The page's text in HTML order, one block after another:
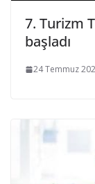
7. Turizm
başladı
24 Temmuz